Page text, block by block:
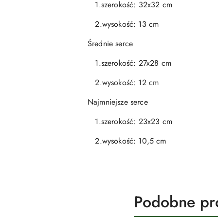
1.szerokość: 32x32 cm
2.wysokość: 13 cm
Średnie serce
1.szerokość: 27x28 cm
2.wysokość: 12 cm
Najmniejsze serce
1.szerokość: 23x23 cm
2.wysokość: 10,5 cm
Produkty
Podobne